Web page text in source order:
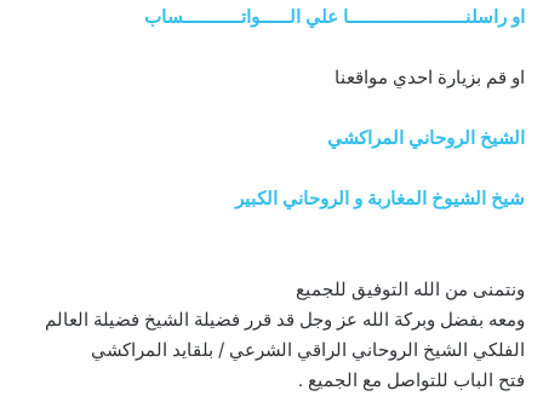
او راسلنــــــــــــــــــــــــا علي الــــــواتــــــــــــساب
او قم بزيارة احدي مواقعنا
الشيخ الروحاني المراكشي
شيخ الشيوخ المغاربة و الروحاني الكبير
ونتمنى من الله التوفيق للجميع
ومعه بفضل وبركة الله عز وجل قد قرر فضيلة الشيخ فضيلة العالم
الفلكي الشيخ الروحاني الراقي الشرعي / بلقايد المراكشي
فتح الباب للتواصل مع الجميع .